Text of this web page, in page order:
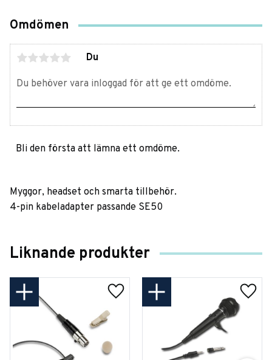
Omdömen
Du
Bli den första att lämna ett omdöme.
Myggor, headset och smarta tillbehör.
4-pin kabeladapter passande SE50
Liknande produkter